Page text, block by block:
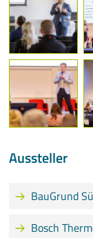
Aussteller
BauGrund
Bosch